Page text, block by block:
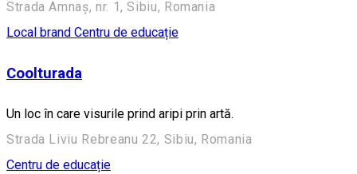
Strada Amnaș, nr. 1, Sibiu, Romania
Local brand Centru de educație
Coolturada
Un loc în care visurile prind aripi prin artă.
Strada Liviu Rebreanu 22, Sibiu, Romania
Centru de educație